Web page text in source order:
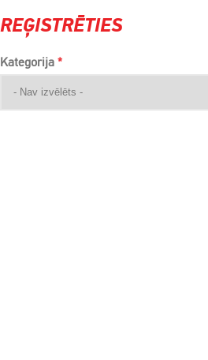
REĢISTRĒTIES
Kategorija *